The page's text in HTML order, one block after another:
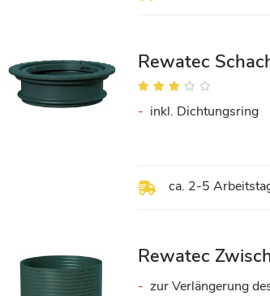
Rewatec
Bewertung:
ca. 2-5
inkl. Dichtungsring
Rewatec
zur Verlängerung